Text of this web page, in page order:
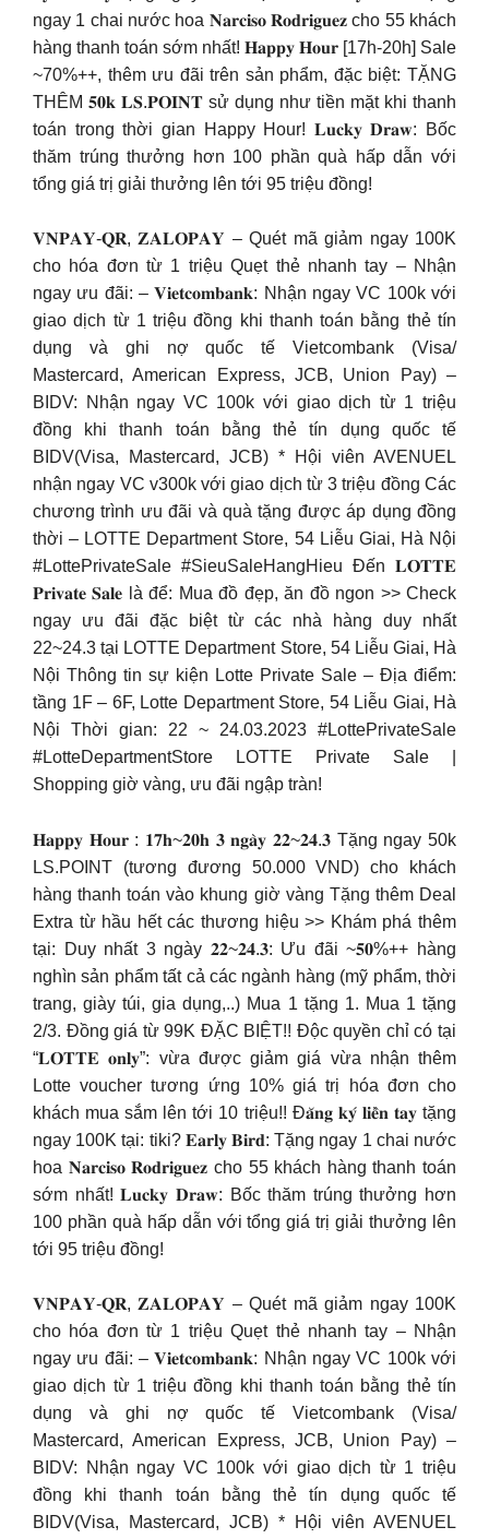
ngay 1 chai nước hoa 𝐍𝐚𝐫𝐜𝐢𝐬𝐨 𝐑𝐨𝐝𝐫𝐢𝐠𝐮𝐞𝐳 cho 55 khách
hàng thanh toán sớm nhất! 𝐇𝐚𝐩𝐩𝐲 𝐇𝐨𝐮𝐫 [17h-20h] Sale
~70%++, thêm ưu đãi trên sản phẩm, đặc biệt: TẶNG
THÊM 𝟓𝟎𝐤 𝐋𝐒.𝐏𝐎𝐈𝐍𝐓 sử dụng như tiền mặt khi thanh
toán trong thời gian Happy Hour! 𝐋𝐮𝐜𝐤𝐲 𝐃𝐫𝐚𝐰: Bốc
thăm trúng thưởng hơn 100 phần quà hấp dẫn với
tổng giá trị giải thưởng lên tới 95 triệu đồng!
𝐕𝐍𝐏𝐀𝐘-𝐐𝐑, 𝐙𝐀𝐋𝐎𝐏𝐀𝐘 – Quét mã giảm ngay 100K
cho hóa đơn từ 1 triệu Quẹt thẻ nhanh tay – Nhận
ngay ưu đãi: – 𝐕𝐢𝐞𝐭𝐜𝐨𝐦𝐛𝐚𝐧𝐤: Nhận ngay VC 100k với
giao dịch từ 1 triệu đồng khi thanh toán bằng thẻ tín
dụng và ghi nợ quốc tế Vietcombank (Visa/
Mastercard, American Express, JCB, Union Pay) –
BIDV: Nhận ngay VC 100k với giao dịch từ 1 triệu
đồng khi thanh toán bằng thẻ tín dụng quốc tế
BIDV(Visa, Mastercard, JCB) * Hội viên AVENUEL
nhận ngay VC v300k với giao dịch từ 3 triệu đồng Các
chương trình ưu đãi và quà tặng được áp dụng đồng
thời – LOTTE Department Store, 54 Liễu Giai, Hà Nội
#LottePrivateSale #SieuSaleHangHieu Đến 𝐋𝐎𝐓𝐓𝐄
𝐏𝐫𝐢𝐯𝐚𝐭𝐞 𝐒𝐚𝐥𝐞 là để: Mua đồ đẹp, ăn đồ ngon >> Check
ngay ưu đãi đặc biệt từ các nhà hàng duy nhất
22~24.3 tại LOTTE Department Store, 54 Liễu Giai, Hà
Nội Thông tin sự kiện Lotte Private Sale – Địa điểm:
tầng 1F – 6F, Lotte Department Store, 54 Liễu Giai, Hà
Nội Thời gian: 22 ~ 24.03.2023 #LottePrivateSale
#LotteDepartmentStore LOTTE Private Sale |
Shopping giờ vàng, ưu đãi ngập tràn!
𝐇𝐚𝐩𝐩𝐲 𝐇𝐨𝐮𝐫 : 𝟏𝟕𝐡~𝟐𝟎𝐡 𝟑 𝐧𝐠𝐚̀𝐲 𝟐𝟐~𝟐𝟒.𝟑 Tặng ngay 50k
LS.POINT (tương đương 50.000 VND) cho khách
hàng thanh toán vào khung giờ vàng Tặng thêm Deal
Extra từ hầu hết các thương hiệu >> Khám phá thêm
tại: Duy nhất 3 ngày 𝟐𝟐~𝟐𝟒.𝟑: Ưu đãi ~𝟓𝟎%++ hàng
nghìn sản phẩm tất cả các ngành hàng (mỹ phẩm, thời
trang, giày túi, gia dụng,..) Mua 1 tặng 1. Mua 1 tặng
2/3. Đồng giá từ 99K ĐẶC BIỆT!! Độc quyền chỉ có tại
“𝐋𝐎𝐓𝐓𝐄 𝐨𝐧𝐥𝐲”: vừa được giảm giá vừa nhận thêm
Lotte voucher tương ứng 10% giá trị hóa đơn cho
khách mua sắm lên tới 10 triệu!! Đ𝐚̆𝐧𝐠 𝐤𝐲́ 𝐥𝐢𝐞̂̀𝐧 𝐭𝐚𝐲 tặng
ngay 100K tại: tiki? 𝐄𝐚𝐫𝐥𝐲 𝐁𝐢𝐫𝐝: Tặng ngay 1 chai nước
hoa 𝐍𝐚𝐫𝐜𝐢𝐬𝐨 𝐑𝐨𝐝𝐫𝐢𝐠𝐮𝐞𝐳 cho 55 khách hàng thanh toán
sớm nhất! 𝐋𝐮𝐜𝐤𝐲 𝐃𝐫𝐚𝐰: Bốc thăm trúng thưởng hơn
100 phần quà hấp dẫn với tổng giá trị giải thưởng lên
tới 95 triệu đồng!
𝐕𝐍𝐏𝐀𝐘-𝐐𝐑, 𝐙𝐀𝐋𝐎𝐏𝐀𝐘 – Quét mã giảm ngay 100K
cho hóa đơn từ 1 triệu Quẹt thẻ nhanh tay – Nhận
ngay ưu đãi: – 𝐕𝐢𝐞𝐭𝐜𝐨𝐦𝐛𝐚𝐧𝐤: Nhận ngay VC 100k với
giao dịch từ 1 triệu đồng khi thanh toán bằng thẻ tín
dụng và ghi nợ quốc tế Vietcombank (Visa/
Mastercard, American Express, JCB, Union Pay) –
BIDV: Nhận ngay VC 100k với giao dịch từ 1 triệu
đồng khi thanh toán bằng thẻ tín dụng quốc tế
BIDV(Visa, Mastercard, JCB) * Hội viên AVENUEL